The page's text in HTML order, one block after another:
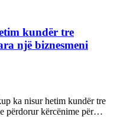
kundër tre
një biznesmeni
ka nisur hetim kundër tre
përdorur kërcënime për…